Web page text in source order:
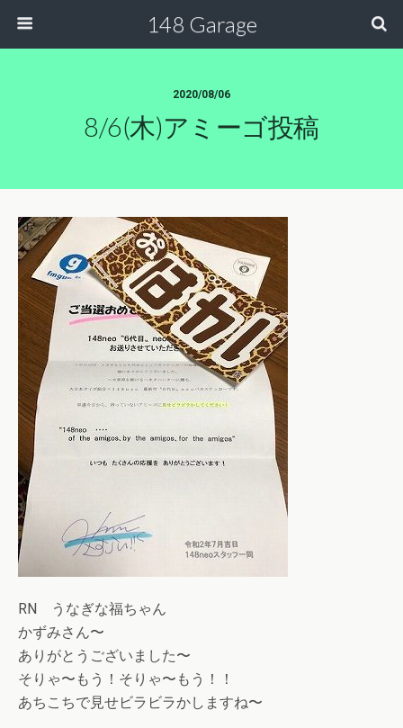
148 Garage
2020/08/06
8/6(木)アミーゴ投稿
RN うなぎな福ちゃん
かずみさん〜
ありがとうございました〜
そりゃ〜もう！そりゃ〜もう！！
あちこちで見せビラビラかしますね〜